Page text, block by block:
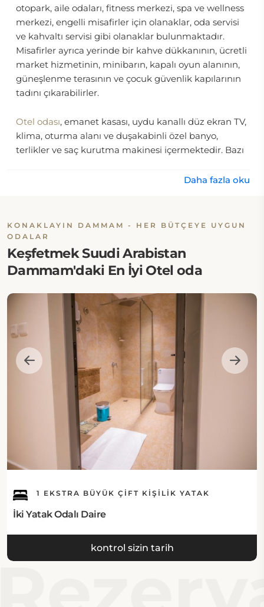
otopark, aile odaları, fitness merkezi, spa ve wellness
merkezi, engelli misafirler için olanaklar, oda servisi
ve kahvaltı servisi gibi olanaklar bulunmaktadır.
Misafirler ayrıca yerinde bir kahve dükkanının, ücretli
market hizmetinin, minibarın, kapalı oyun alanının,
güneşlenme terasının ve çocuk güvenlik kapılarının
tadını çıkarabilirler.
Otel odası, emanet kasası, uydu kanallı düz ekran TV,
klima, oturma alanı ve duşakabinli özel banyo,
terlikler ve saç kurutma makinesi içermektedir. Bazı
donanımlı mutfak bulunurken, tüm birimlerde su
Anahtar kart erişimi, emanet kasası, 24 saat güvenlik
ve CCTV kameraları otelde kalan misafirlerin
güvenliğini sağlamaktadır. Ayrıca çok dilli personel
misafirlere Arapça, İngilizce ve Urduca olarak
yardımcı olabilir.
Konum:
The Address Palace Apartments, Abdulrahman Ibn
Awf Caddesi üzerinde, 32246 Dammam'da yer
almaktadır.
Yiyecek & İçecek:
Bu Dammam'daki en iyi otel yerinde herhangi bir
restoran bulundurmamakta ancak misafirler
yakınlardaki restoranlara ve kafelere yürüyerek
gidebilirler.
İnternet:
Bu Dammam oteli 192 Mbps hızlı ücretsiz Wi-Fi
sunmaktadır.
Misafir Otoparkı:
Daha fazla oku
KONAKLAYIN DAMMAM - HER BÜTÇEYE UYGUN
ODALAR
Keşfetmek Suudi Arabistan
Dammam'daki En İyi Otel oda
1 EKSTRA BÜYÜK ÇIFT KIŞILIK YATAK
İki Yatak Odalı Daire
kontrol sizin tarih